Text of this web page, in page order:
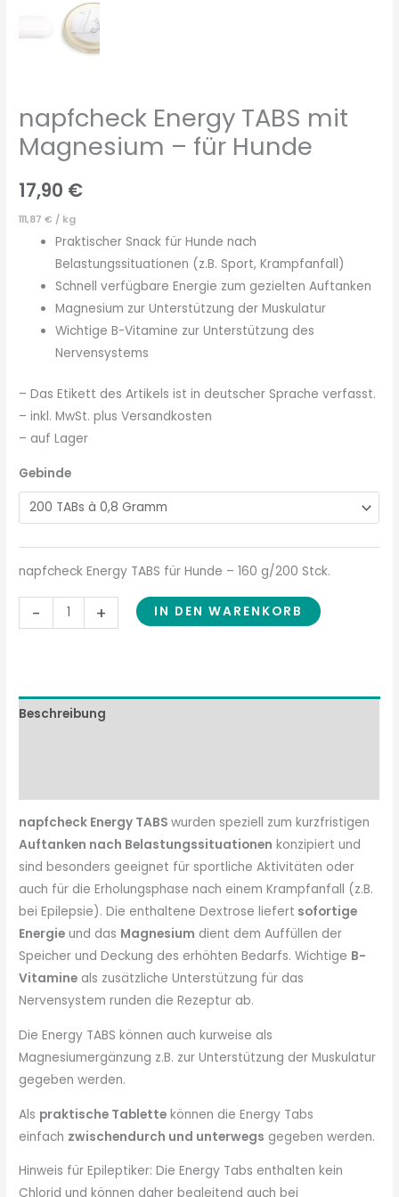
napfcheck Energy TABS mit
Magnesium – für Hunde
17,90 €
111,87€ / kg
Praktischer Snack für Hunde nach
Belastungssituationen (z.B. Sport, Krampfanfall)
Schnell verfügbare Energie zum gezielten Auftanken
Magnesium zur Unterstützung der Muskulatur
Wichtige B-Vitamine zur Unterstützung des
Nervensystems
– Das Etikett des Artikels ist in deutscher Sprache verfasst.
– inkl. MwSt. plus Versandkosten
– auf Lager
Gebinde
napfcheck Energy TABS für Hunde – 160 g/200 Stck.
- + IN DEN WARENKORB
Beschreibung
napfcheck Energy TABSwurden speziell zum kurzfristigen
Auftanken nach Belastungssituationen konzipiert und
sind besonders geeignet für sportliche Aktivitäten oder
auch für die Erholungsphase nach einem Krampfanfall (z.B.
bei Epilepsie). Die enthaltene Dextrose liefert sofortige
Energie und das Magnesium dient dem Auffüllen der
Speicher und Deckung des erhöhten Bedarfs. Wichtige B-
Vitamine als zusätzliche Unterstützung für das
Nervensystem runden die Rezeptur ab.
Die Energy TABS können auch kurweise als
Magnesiumergänzung z.B. zur Unterstützung der Muskulatur
gegeben werden.
Als praktische Tablette können die Energy Tabs
einfach zwischendurch und unterwegs gegeben werden.
Hinweis für Epileptiker: Die Energy Tabs enthalten kein
Chlorid und können daher begleitend auch bei